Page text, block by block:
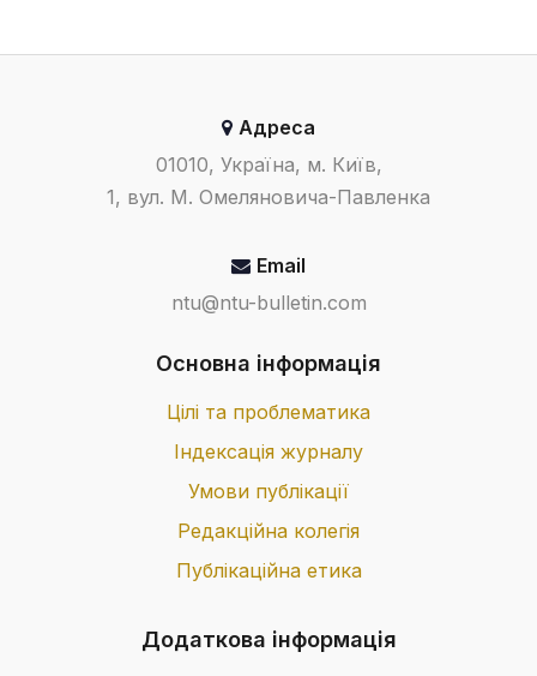
industry (2021) Blоg: The The
cooperative logistics network
URL:https://
Snizhko L.L., Buzun T.M.,
Modeliuvannia yak naukovyi
instrument obgruntuvannia
upravlinskykh rishen v operatsiinii
diialnosti pidpryiemstv transportu.
[Modeling as a scientific tool for
substantiation of management
transport enterprises] Visnyk
universytetu. Seriia «Ekonomichni
Адреса
01010, Україна, м. Київ,
1, вул. М. Омеляновича-Павленка
Email
ntu@ntu-bulletin.com
Основна інформація
Цілі та проблематика
Індексація журналу
Умови публікації
Редакційна колегія
Публікаційна етика
Додаткова інформація